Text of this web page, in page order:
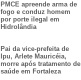
PMCE apreende arma de
fogo e conduz homem
por porte ilegal em
Hidrolândia
Pai da vice-prefeita de
Ipu, Arlete Mauricéia,
morre após tratamento de
saúde em Fortaleza